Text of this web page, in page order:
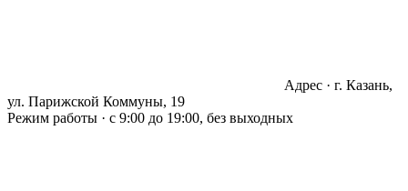
Адрес · г. Казань,
ул. Парижской Коммуны, 19
Режим работы · с 9:00 до 19:00, без выходных